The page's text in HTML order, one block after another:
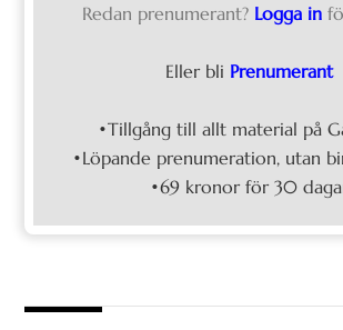
Redan prenumerant? Logga in
Eller bli Prenumerant
•Tillgång till allt material på
•Löpande prenumeration, utan
•69 kronor för 30